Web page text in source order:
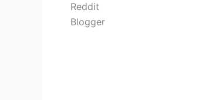
Reddit
Blogger